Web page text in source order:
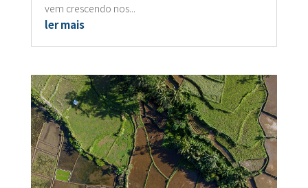
vem crescendo nos...
ler mais